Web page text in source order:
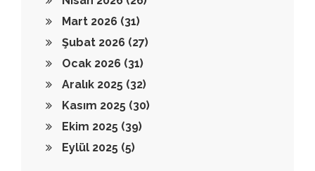
Mart 2026 (31)
Şubat 2026 (27)
Ocak 2026 (31)
Aralık 2025 (32)
Kasım 2025 (30)
Ekim 2025 (39)
Eylül 2025 (5)